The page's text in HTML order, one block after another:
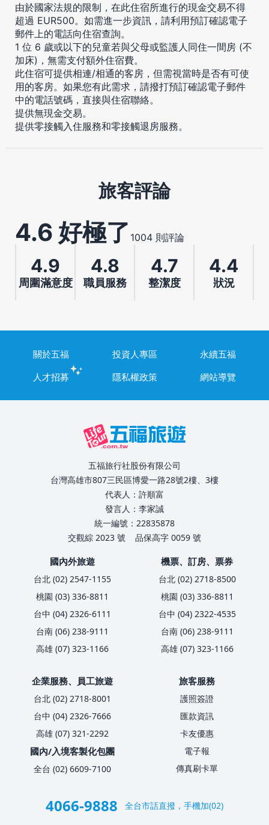
由於國家法規的限制，在此住宿所進行的現金交易不得
超過 EUR500。如需進一步資訊，請利用預訂確認電子
郵件上的電話向住宿查詢。
1 位 6 歲或以下的兒童若與父母或監護人同住一間房 (不
加床)，無需支付額外住宿費。
此住宿可提供相連/相通的客房，但需視當時是否有可使
用的客房。如果您有此需求，請撥打預訂確認電子郵件
中的電話號碼，直接與住宿聯絡。
提供無現金交易。
提供零接觸入住服務和零接觸退房服務。
旅客評論
4.6 好極了 1004 則評論
4.9
周圍滿意度
4.8
職員服務
4.7
整潔度
4.4
狀況
關於五福 投資人專區
永續五福
人才招募
隱私權政策 網站導覽
五福旅行社股份有限公司
台灣高雄市807三民區博愛一路28號2樓、3樓
代表人：許順富
發言人：李家誠
統一編號：22835878
交觀綜 2023 號
品保高字 0059 號
國內外旅遊
台北 (02) 2547-1155
桃園 (03) 336-8811
台中 (04) 2326-6111
台南 (06) 238-9111
高雄 (07) 323-1166
機票、訂房、票券
台北 (02) 2718-8500
桃園 (03) 336-8811
台中 (04) 2322-4535
台南 (06) 238-9111
高雄 (07) 323-1166
企業服務、員工旅遊
台北 (02) 2718-8001
台中 (04) 2326-7666
高雄 (07) 321-2292
國內/入境客製化包團
全台 (02) 6609-7100
旅客服務
護照簽證
匯款資訊
卡友優惠
電子報
傳真刷卡單
4066-9888 全台市話直撥，手機加(02)